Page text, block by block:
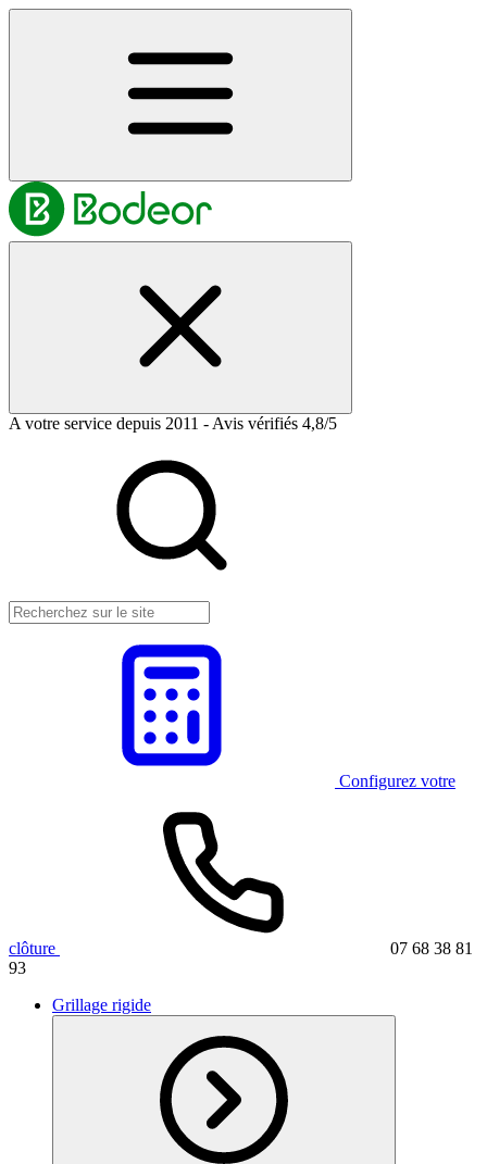
A votre service depuis 2011 - Avis vérifiés 4,8/5
Configurez votre
clôture
07 68 38 81
93
Grillage rigide